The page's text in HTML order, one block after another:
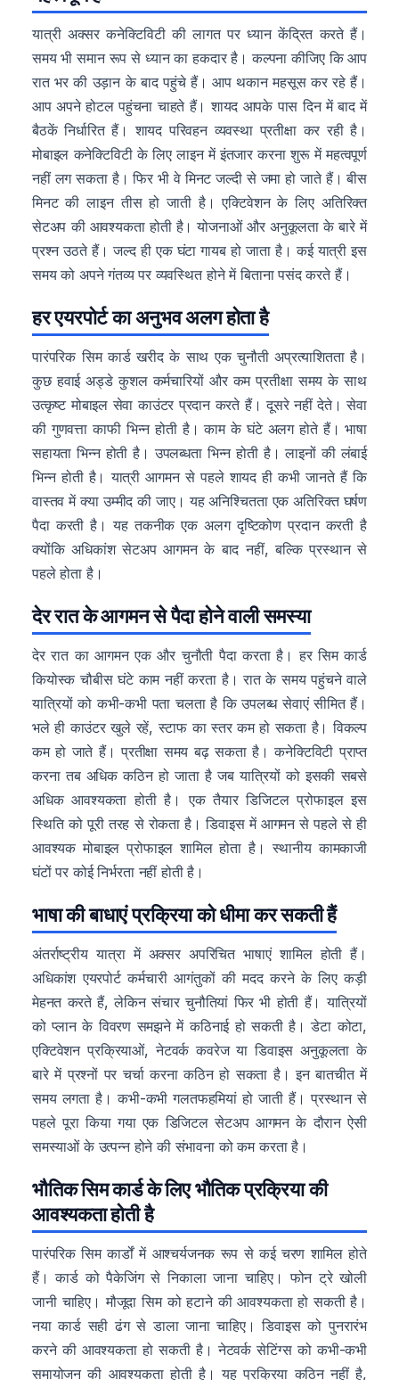
यात्री अक्सर कनेक्टिविटी की लागत पर ध्यान केंद्रित करते हैं।
समय भी समान रूप से ध्यान का हकदार है। कल्पना कीजिए कि आप
रात भर की उड़ान के बाद पहुंचे हैं। आप थकान महसूस कर रहे हैं।
आप अपने होटल पहुंचना चाहते हैं। शायद आपके पास दिन में बाद में
बैठकें निर्धारित हैं। शायद परिवहन व्यवस्था प्रतीक्षा कर रही है।
मोबाइल कनेक्टिविटी के लिए लाइन में इंतजार करना शुरू में महत्वपूर्ण
नहीं लग सकता है। फिर भी वे मिनट जल्दी से जमा हो जाते हैं। बीस
मिनट की लाइन तीस हो जाती है। एक्टिवेशन के लिए अतिरिक्त
सेटअप की आवश्यकता होती है। योजनाओं और अनुकूलता के बारे में
प्रश्न उठते हैं। जल्द ही एक घंटा गायब हो जाता है। कई यात्री इस
समय को अपने गंतव्य पर व्यवस्थित होने में बिताना पसंद करते हैं।
हर एयरपोर्ट का अनुभव अलग होता है
पारंपरिक सिम कार्ड खरीद के साथ एक चुनौती अप्रत्याशितता है।
कुछ हवाई अड्डे कुशल कर्मचारियों और कम प्रतीक्षा समय के साथ
उत्कृष्ट मोबाइल सेवा काउंटर प्रदान करते हैं। दूसरे नहीं देते। सेवा
की गुणवत्ता काफी भिन्न होती है। काम के घंटे अलग होते हैं। भाषा
सहायता भिन्न होती है। उपलब्धता भिन्न होती है। लाइनों की लंबाई
भिन्न होती है। यात्री आगमन से पहले शायद ही कभी जानते हैं कि
वास्तव में क्या उम्मीद की जाए। यह अनिश्चितता एक अतिरिक्त घर्षण
पैदा करती है। यह तकनीक एक अलग दृष्टिकोण प्रदान करती है
क्योंकि अधिकांश सेटअप आगमन के बाद नहीं, बल्कि प्रस्थान से
पहले होता है।
देर रात के आगमन से पैदा होने वाली समस्या
देर रात का आगमन एक और चुनौती पैदा करता है। हर सिम कार्ड
कियोस्क चौबीस घंटे काम नहीं करता है। रात के समय पहुंचने वाले
यात्रियों को कभी-कभी पता चलता है कि उपलब्ध सेवाएं सीमित हैं।
भले ही काउंटर खुले रहें, स्टाफ का स्तर कम हो सकता है। विकल्प
कम हो जाते हैं। प्रतीक्षा समय बढ़ सकता है। कनेक्टिविटी प्राप्त
करना तब अधिक कठिन हो जाता है जब यात्रियों को इसकी सबसे
अधिक आवश्यकता होती है। एक तैयार डिजिटल प्रोफाइल इस
स्थिति को पूरी तरह से रोकता है। डिवाइस में आगमन से पहले से ही
आवश्यक मोबाइल प्रोफाइल शामिल होता है। स्थानीय कामकाजी
घंटों पर कोई निर्भरता नहीं होती है।
भाषा की बाधाएं प्रक्रिया को धीमा कर सकती हैं
अंतर्राष्ट्रीय यात्रा में अक्सर अपरिचित भाषाएं शामिल होती हैं।
अधिकांश एयरपोर्ट कर्मचारी आगंतुकों की मदद करने के लिए कड़ी
मेहनत करते हैं, लेकिन संचार चुनौतियां फिर भी होती हैं। यात्रियों
को प्लान के विवरण समझने में कठिनाई हो सकती है। डेटा कोटा,
एक्टिवेशन प्रक्रियाओं, नेटवर्क कवरेज या डिवाइस अनुकूलता के
बारे में प्रश्नों पर चर्चा करना कठिन हो सकता है। इन बातचीत में
समय लगता है। कभी-कभी गलतफहमियां हो जाती हैं। प्रस्थान से
पहले पूरा किया गया एक डिजिटल सेटअप आगमन के दौरान ऐसी
समस्याओं के उत्पन्न होने की संभावना को कम करता है।
भौतिक सिम कार्ड के लिए भौतिक प्रक्रिया की
आवश्यकता होती है
पारंपरिक सिम कार्डों में आश्चर्यजनक रूप से कई चरण शामिल होते
हैं। कार्ड को पैकेजिंग से निकाला जाना चाहिए। फोन ट्रे खोली
जानी चाहिए। मौजूदा सिम को हटाने की आवश्यकता हो सकती है।
नया कार्ड सही ढंग से डाला जाना चाहिए। डिवाइस को पुनरारंभ
करने की आवश्यकता हो सकती है। नेटवर्क सेटिंग्स को कभी-कभी
समायोजन की आवश्यकता होती है। यह प्रक्रिया कठिन नहीं है,